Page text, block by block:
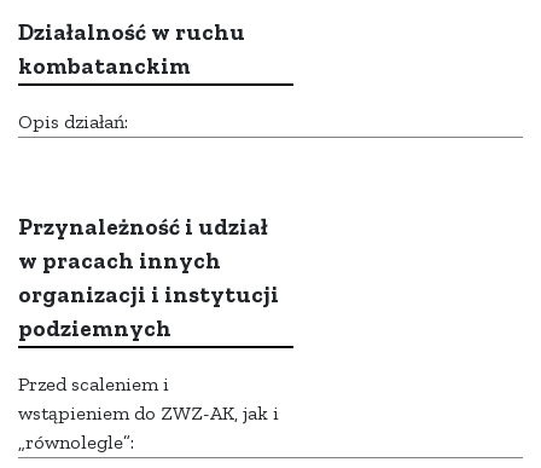
Działalność w ruchu
kombatanckim
Opis działań:
Przynależność i udział
w pracach innych
organizacji i instytucji
podziemnych
Przed scaleniem i
wstąpieniem do ZWZ-AK, jak i
„równolegle”: